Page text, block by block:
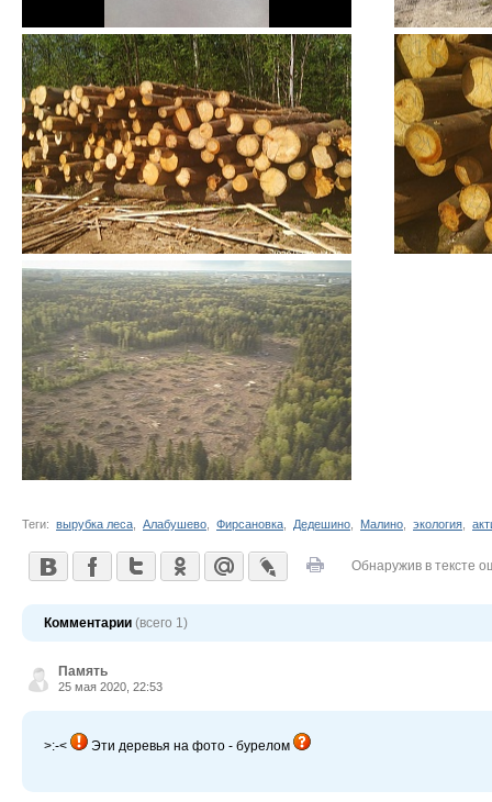
Теги: вырубка леса Алабушево Фирсановка Дедешино Малино экология
Обнаружив в тексте
Комментарии (всего 1)
Память
25 мая 2020, 22:53
>:-< Эти деревья на фото - бурелом